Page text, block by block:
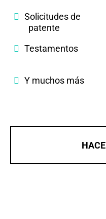
Solicitudes de
patente
Testamentos
Y muchos más